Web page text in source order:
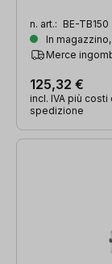
n. art.: BE-TB150
In
Merce
125,32 €
incl. IVA più costi
spedizione